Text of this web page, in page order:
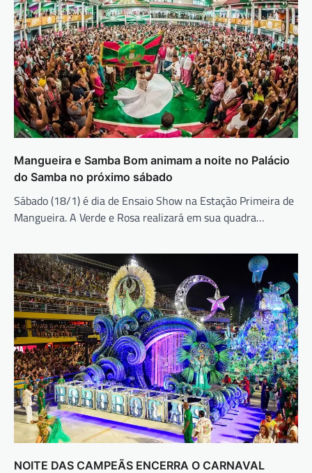
Mangueira e Samba Bom animam a noite no Palácio
do Samba no próximo sábado
Sábado (18/1) é dia de Ensaio Show na Estação Primeira de
Mangueira. A Verde e Rosa realizará em sua quadra…
NOITE DAS CAMPEÃS ENCERRA O CARNAVAL